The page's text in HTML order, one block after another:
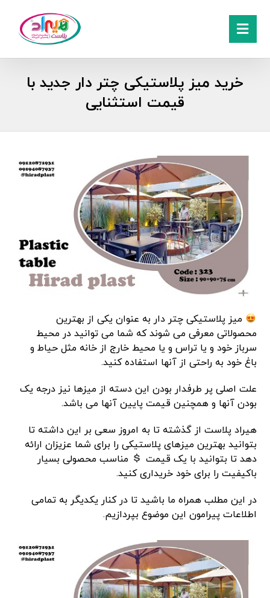
خرید میز پلاستیکی چتر دار جدید با
قیمت استثنایی
میز پلاستیکی چتر دار به عنوان یکی از بهترین
محصولاتی معرفی می شوند که شما می توانید در محیط
سرباز خود و یا تراس و یا محیط خارج از خانه مثل حیاط و
باغ خود به راحتی از آنها استفاده کنید.
علت اصلی پر طرفدار بودن این دسته از میزها نیز درجه یک
بودن آنها و همچنین قیمت پایین آنها می باشد.
هیراد پلاست از گذشته تا به امروز سعی بر این داشته تا
بتوانید بهترین میزهای پلاستیکی را برای شما عزیزان ارائه
دهد تا بتوانید با یک قیمت
مناسب محصولی بسیار
باکیفیت را برای خود خریداری کنید.
در این مطلب همراه ما باشید تا در کنار یکدیگر به تمامی
اطلاعات پیرامون این موضوع بپردازیم.